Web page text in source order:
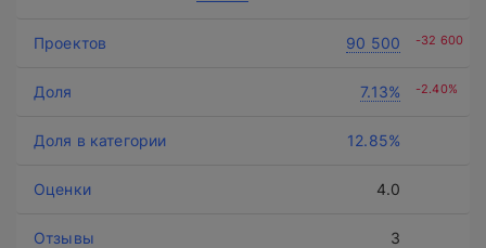
90 500 -32 600
7.13% -2.40%
12.85%
4.0
3